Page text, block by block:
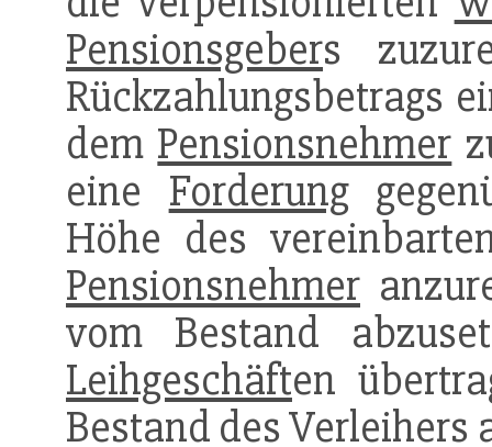
Pensionsgebers
Rückzahlungsbetrags
dem Pensionsnehmer
eine Forderung
Höhe des
Pensionsnehmer
vom Bestand
Leihgeschäften
Bestand des Verleihers